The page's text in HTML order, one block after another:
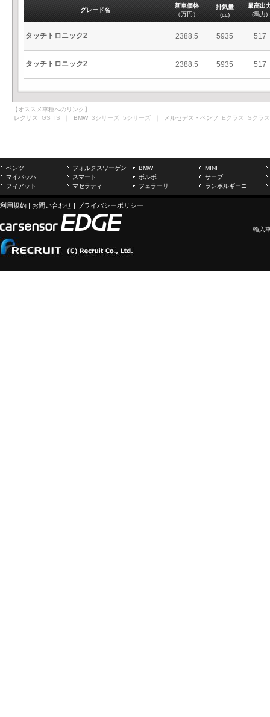
グレード名
新車価格
（万円）
排気量
(cc)
最高出
(馬力)
タッチトロニック2 2388.5 5935 517
タッチトロニック2 2388.5 5935 517
【オススメ車種へのリンク】
レクサス GS IS ｜ BMW 3シリーズ 5シリーズ ｜ メルセデス・ベンツ Eクラス Sクラス
ベンツ フォルクスワーゲン BMW
MINI
マイバッハ
スマート ボルボ
サーブ
フィアット
マセラティ フェラーリ ランボルギーニ
利用規約 | お問い合わせ | プライバシーポリシー
輸入